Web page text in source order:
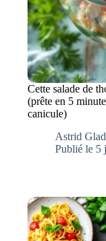
Cette salade de
(prête en 5
canicule)
Astrid
Publié le 5